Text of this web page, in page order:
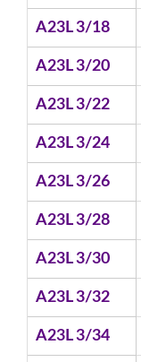
A23L 3/18
A23L 3/20
A23L 3/22
A23L 3/24
A23L 3/26
A23L 3/28
A23L 3/30
A23L 3/32
A23L 3/34